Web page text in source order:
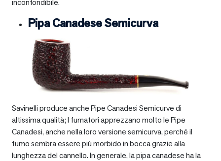
inconfondibile.
Pipa Canadese Semicurva
Savinelli produce anche Pipe Canadesi Semicurve di
altissima qualità; I fumatori apprezzano molto le Pipe
Canadesi, anche nella loro versione semicurva, perché il
fumo sembra essere più morbido in bocca grazie alla
lunghezza del cannello. In generale, la pipa canadese ha la